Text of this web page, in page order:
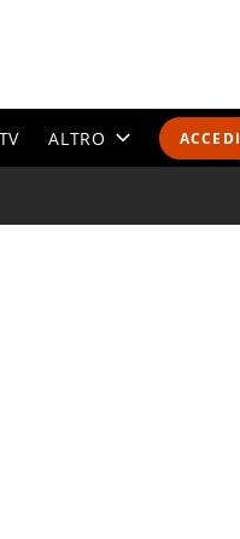
ACCEDI
ALTRO